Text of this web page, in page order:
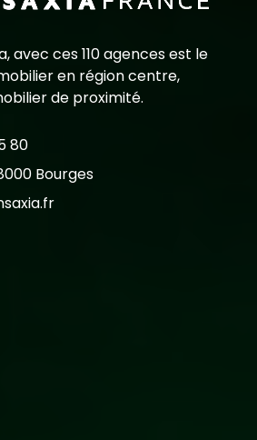
avec ces 110 agences est le
en région centre,
de proximité.
80
Bourges